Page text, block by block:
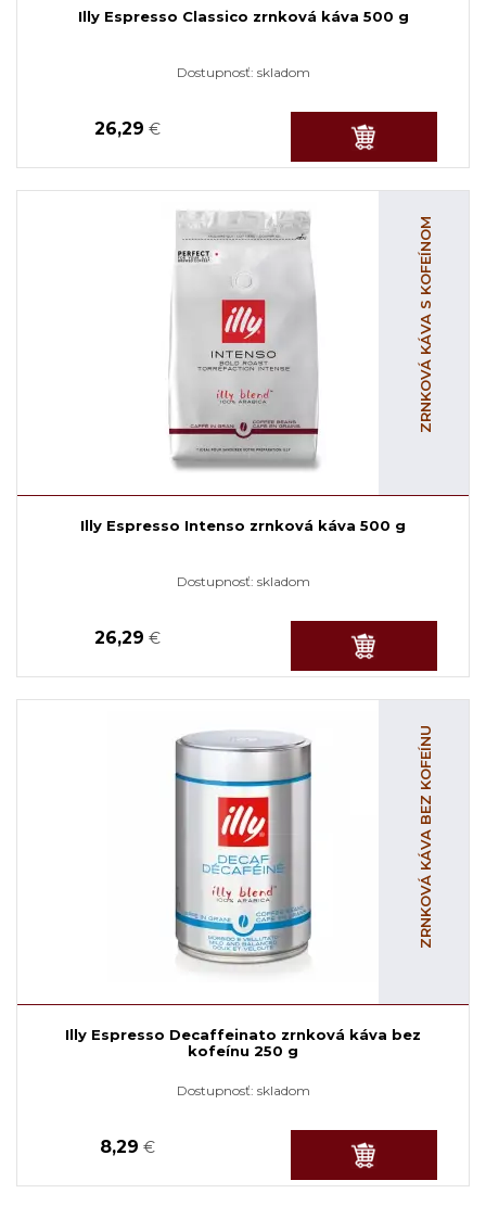
Illy Espresso Classico zrnková káva 500 g
Dostupnosť: skladom
26,29 €
ZRNKOVÁ KÁVA S KOFEÍNOM
Illy Espresso Intenso zrnková káva 500 g
Dostupnosť: skladom
26,29 €
ZRNKOVÁ KÁVA BEZ KOFEÍNU
Illy Espresso Decaffeinato zrnková káva bez
kofeínu 250 g
Dostupnosť: skladom
8,29 €